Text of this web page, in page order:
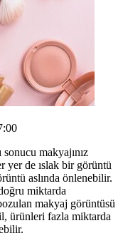
makyajınız
yer de ıslak bir görüntü
aslında önlenebilir.
miktarda
makyaj görüntüsü
ürünleri fazla miktarda